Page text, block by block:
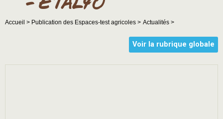
Accueil > Publication des Espaces-test agricoles > Actualités >
Voir la rubrique globale